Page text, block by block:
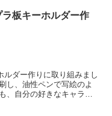
板キーホルダー作
ダー作りに取り組みまし
し、油性ペンで写絵のよ
、自分の好きなキャラク